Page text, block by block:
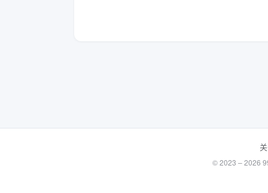
© 2023 – 2026